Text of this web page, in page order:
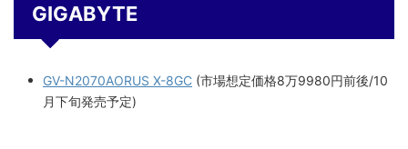
GIGABYTE
GV-N2070AORUS X-8GC (市場想定価格8万9980円前後/10
月下旬発売予定)